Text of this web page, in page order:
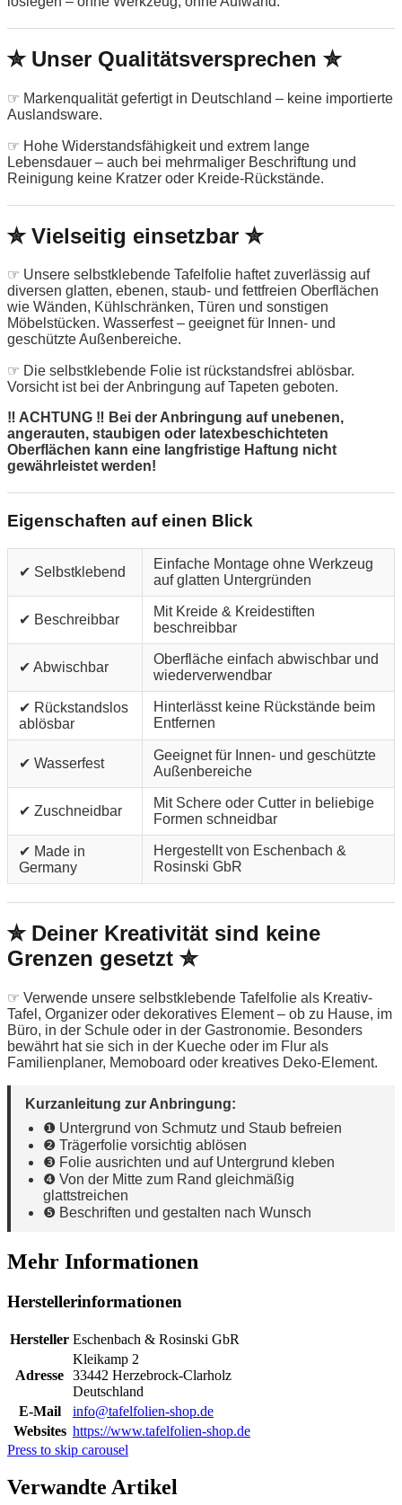
✮ Unser Qualitätsversprechen ✮
☞ Markenqualität gefertigt in Deutschland – keine importierte
Auslandsware.
☞ Hohe Widerstandsfähigkeit und extrem lange
Lebensdauer – auch bei mehrmaliger Beschriftung und
Reinigung keine Kratzer oder Kreide-Rückstände.
✮ Vielseitig einsetzbar ✮
☞ Unsere selbstklebende Tafelfolie haftet zuverlässig auf
diversen glatten, ebenen, staub- und fettfreien Oberflächen
wie Wänden, Kühlschränken, Türen und sonstigen
Möbelstücken. Wasserfest – geeignet für Innen- und
geschützte Außenbereiche.
☞ Die selbstklebende Folie ist rückstandsfrei ablösbar.
Vorsicht ist bei der Anbringung auf Tapeten geboten.
‼ ACHTUNG ‼ Bei der Anbringung auf unebenen,
angerauten, staubigen oder latexbeschichteten
Oberflächen kann eine langfristige Haftung nicht
gewährleistet werden!
Eigenschaften auf einen Blick
✔ Selbstklebend
Einfache Montage ohne Werkzeug
auf glatten Untergründen
✔ Beschreibbar
Mit Kreide & Kreidestiften
beschreibbar
✔ Abwischbar
Oberfläche einfach abwischbar und
wiederverwendbar
✔ Rückstandslos
ablösbar
Hinterlässt keine Rückstände beim
Entfernen
✔ Wasserfest
Geeignet für Innen- und geschützte
Außenbereiche
✔ Zuschneidbar
Mit Schere oder Cutter in beliebige
Formen schneidbar
✔ Made in
Germany
Hergestellt von Eschenbach &
Rosinski GbR
✮ Deiner Kreativität sind keine
Grenzen gesetzt ✮
☞ Verwende unsere selbstklebende Tafelfolie als Kreativ-
Tafel, Organizer oder dekoratives Element – ob zu Hause, im
Büro, in der Schule oder in der Gastronomie. Besonders
bewährt hat sie sich in der Kueche oder im Flur als
Familienplaner, Memoboard oder kreatives Deko-Element.
Kurzanleitung zur Anbringung:
❶ Untergrund von Schmutz und Staub befreien
❷ Trägerfolie vorsichtig ablösen
❸ Folie ausrichten und auf Untergrund kleben
❹ Von der Mitte zum Rand gleichmäßig
glattstreichen
❺ Beschriften und gestalten nach Wunsch
Mehr Informationen
Herstellerinformationen
Hersteller Eschenbach & Rosinski GbR
Adresse
Kleikamp 2
33442 Herzebrock-Clarholz
Deutschland
E-Mail
info@tafelfolien-shop.de
Websites https://www.tafelfolien-shop.de
Press to skip carousel
Verwandte Artikel